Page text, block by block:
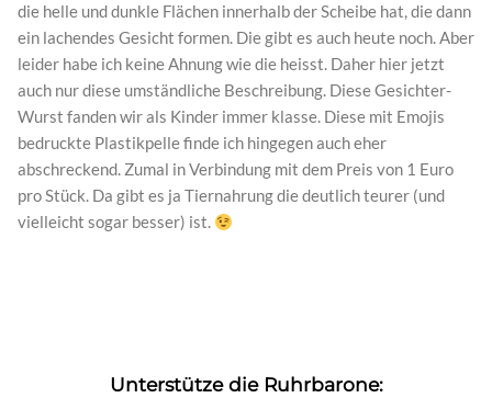
die helle und dunkle Flächen innerhalb der Scheibe hat, die dann
ein lachendes Gesicht formen. Die gibt es auch heute noch. Aber
leider habe ich keine Ahnung wie die heisst. Daher hier jetzt
auch nur diese umständliche Beschreibung. Diese Gesichter-
Wurst fanden wir als Kinder immer klasse. Diese mit Emojis
bedruckte Plastikpelle finde ich hingegen auch eher
abschreckend. Zumal in Verbindung mit dem Preis von 1 Euro
pro Stück. Da gibt es ja Tiernahrung die deutlich teurer (und
vielleicht sogar besser) ist.
Unterstütze die Ruhrbarone: